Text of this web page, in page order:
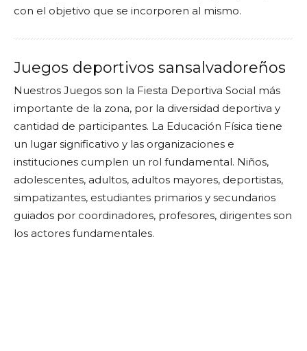
con el objetivo que se incorporen al mismo.
Juegos deportivos sansalvadoreños
Nuestros Juegos son la Fiesta Deportiva Social más
importante de la zona, por la diversidad deportiva y
cantidad de participantes. La Educación Física tiene
un lugar significativo y las organizaciones e
instituciones cumplen un rol fundamental. Niños,
adolescentes, adultos, adultos mayores, deportistas,
simpatizantes, estudiantes primarios y secundarios
guiados por coordinadores, profesores, dirigentes son
los actores fundamentales.